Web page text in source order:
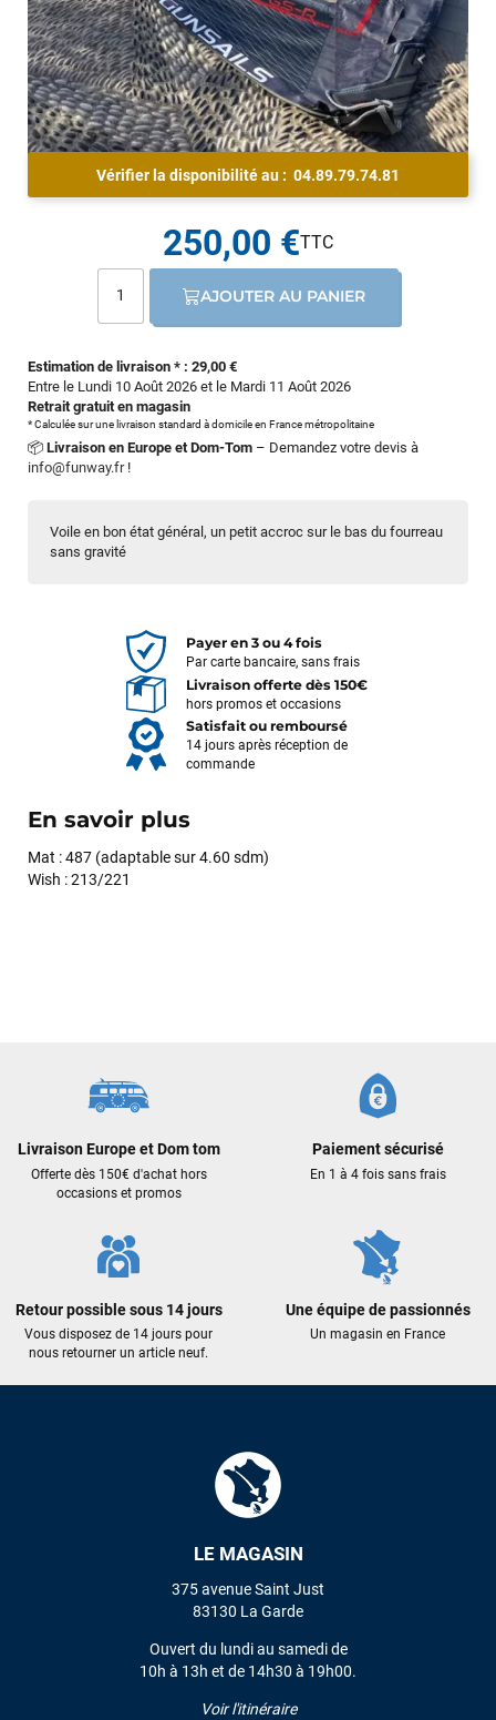
Voile en bon état général, un petit accroc sur le bas du fourreau
sans gravité
Vérifier la disponibilité au : 04.89.79.74.81
Estimation de livraison * : 29,00 €
Entre le Lundi 10 Août 2026 et le Mardi 11 Août 2026
Retrait gratuit en magasin
* Calculée sur une livraison standard à domicile en France métropolitaine
📦 Livraison en Europe et Dom-Tom – Demandez votre devis à
info@funway.fr!
250,00 €
AJOUTER AU PANIER
Payer en 3 ou 4 fois
Par carte bancaire, sans frais
Livraison offerte dès 150€
hors promos et occasions
Satisfait ou remboursé
14 jours après réception de
commande
En savoir plus
Mat : 487 (adaptable sur 4.60 sdm)
Wish : 213/221
Livraison Europe et Dom tom
Offerte dès 150€ d'achat hors
occasions et promos
Paiement sécurisé
En 1 à 4 fois sans frais
Retour possible sous 14 jours
Vous disposez de 14 jours pour
nous retourner un article neuf.
Une équipe de passionnés
Un magasin en France
LE MAGASIN
375 avenue Saint Just
83130 La Garde
Ouvert du lundi au samedi de
10h à 13h et de 14h30 à 19h00.
Voir l'itinéraire
plus. Niveau réactivité, c’est au top : la commande est partie
le lendemain, et j’ai bien reçu tout le matériel dans un colis
propre et soigné. Plus qu’à tester ça sur l’eau ! Je
professionnalisme et sa réactivité.
Cela faisait 6 mois que je galérais à remplacer ma board eux
m'ont trouvé une pépite à laquelle je n'aurais jamais pensé !
Excellent conseil excellent prix et en plus super sympas. Merci
encore pour cette severne dyno !
L'envoi a été rapide. La voile est arrivée en super état.
VOIR TOUS LES AVIS
LAISSER UN AVIS